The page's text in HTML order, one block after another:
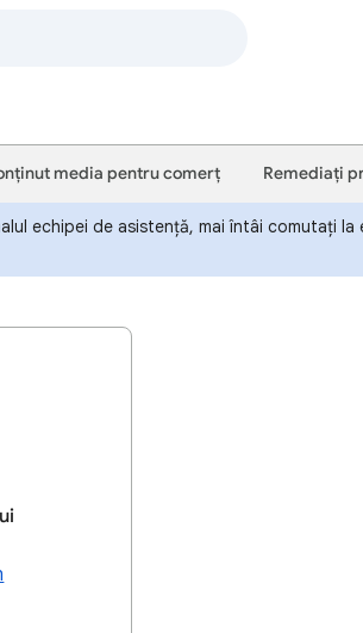
media pentru comerț Remediați
echipei de asistență, mai întâi comutați la